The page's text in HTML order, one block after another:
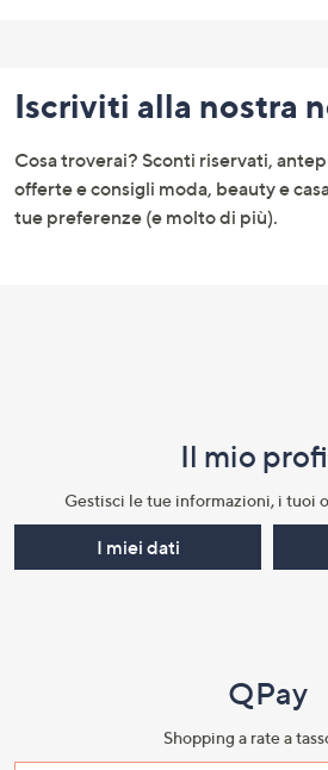
menu
e
informazioni
Iscriviti alla nostra
Cosa troverai? Sconti riservati,
offerte e consigli moda, beauty e
tue preferenze (e molto di più).
Il mio
Gestisci le tue informazioni, i tuoi
I miei dati
QPay
Shopping a rate a